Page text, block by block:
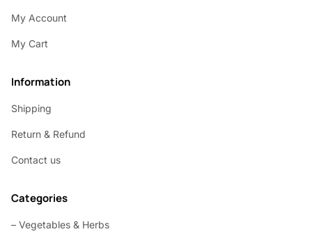
My Account
My Cart
Information
Shipping
Return & Refund
Contact us
Categories
– Vegetables & Herbs